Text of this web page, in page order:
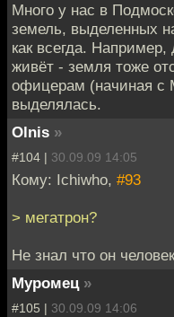
Много у нас в
земель, выделенных
как всегда. Например,
живёт - земля тоже
офицерам (начиная
выделялась.
Olnis »
#104 | 30.09.09 14:05
Кому: Ichiwho, #93
> мегатрон?
Не знал что он
Муромец »
#105 | 30.09.09 14:06